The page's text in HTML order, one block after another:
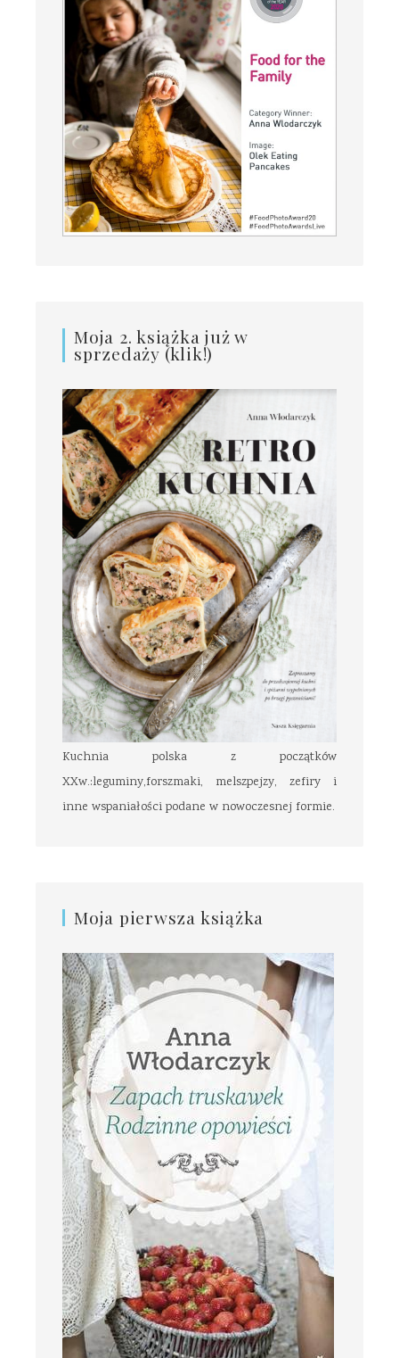
Moja 2. książka już w
sprzedaży (klik!)
Kuchnia polska z początków
XXw.:leguminy,forszmaki, melszpejzy, zefiry i
inne wspaniałości podane w nowoczesnej formie.
Moja pierwsza książka